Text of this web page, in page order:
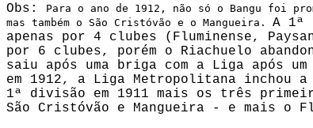
Obs:
Para o ano de 1912, não só o Bangu foi
mas também o São Cristóvão e o Mangueira. A 1ª
apenas por 4 clubes (Fluminense,
por 6 clubes, porém o Riachuelo
saiu após uma briga com a Liga após
em 1912, a Liga Metropolitana inchou
1ª divisão em 1911 mais os três
São Cristóvão e Mangueira - e mais o